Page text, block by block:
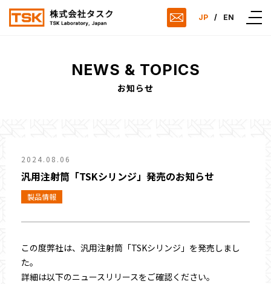
JP / EN
NEWS & TOPICS
お知らせ
2024.08.06
汎用注射筒「TSKシリンジ」発売のお知らせ
製品情報
この度弊社は、汎用注射筒「TSKシリンジ」を発売しまし
た。
詳細は以下のニュースリリースをご確認ください。